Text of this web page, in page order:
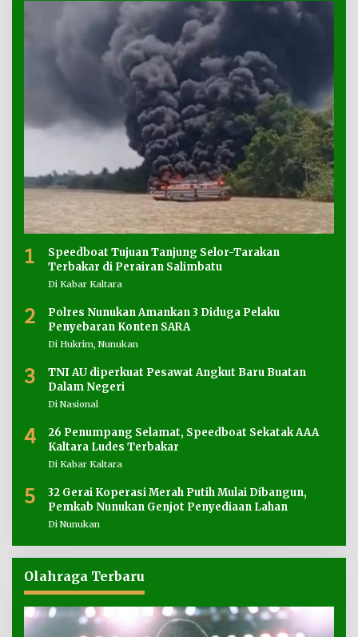
1
Speedboat Tujuan Tanjung Selor-Tarakan
Terbakar di Perairan Salimbatu
Di Kabar Kaltara
2
Polres Nunukan Amankan 3 Diduga Pelaku
Penyebaran Konten SARA
Di Hukrim, Nunukan
3
TNI AU diperkuat Pesawat Angkut Baru Buatan
Dalam Negeri
Di Nasional
4
26 Penumpang Selamat, Speedboat Sekatak AAA
Kaltara Ludes Terbakar
Di Kabar Kaltara
5
32 Gerai Koperasi Merah Putih Mulai Dibangun,
Pemkab Nunukan Genjot Penyediaan Lahan
Di Nunukan
Olahraga Terbaru